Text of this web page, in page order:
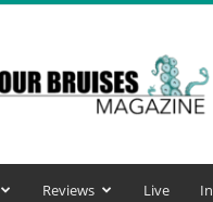
Your
Bruises
Magazine
Reviews Live